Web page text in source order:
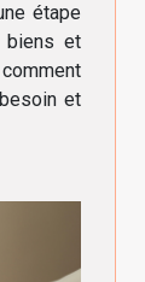
étape
biens et
et